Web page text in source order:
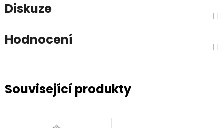
Diskuze
Hodnocení
Související produkty